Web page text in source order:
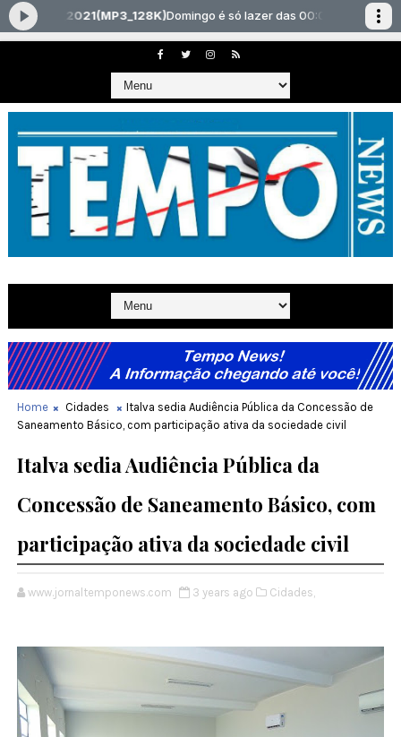
Home Cidades
Italva sedia Audiência Pública da Concessão de
Saneamento Básico, com participação ativa da sociedade civil
Italva sedia Audiência Pública da
Concessão de Saneamento Básico, com
participação ativa da sociedade civil
www.jornaltemponews.com 3 years ago Cidades,